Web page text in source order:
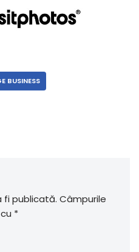
BUSINESS
fi publicată. Câmpurile
*